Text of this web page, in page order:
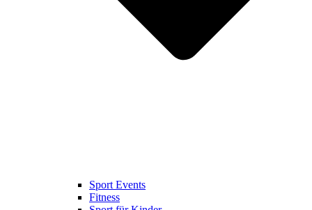
Sport Events
Fitness